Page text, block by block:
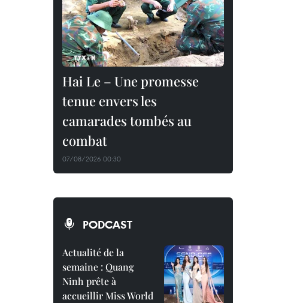
Hai Le – Une promesse
tenue envers les
camarades tombés au
combat
07/08/2026 00:30
PODCAST
Actualité de la
semaine : Quang
Ninh prête à
accueillir Miss World